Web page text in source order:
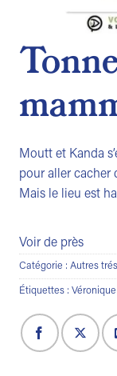
Moutt et Kanda
pour aller cacher
Mais le lieu est
Voir de près
Catégorie : Autres
Étiquettes :